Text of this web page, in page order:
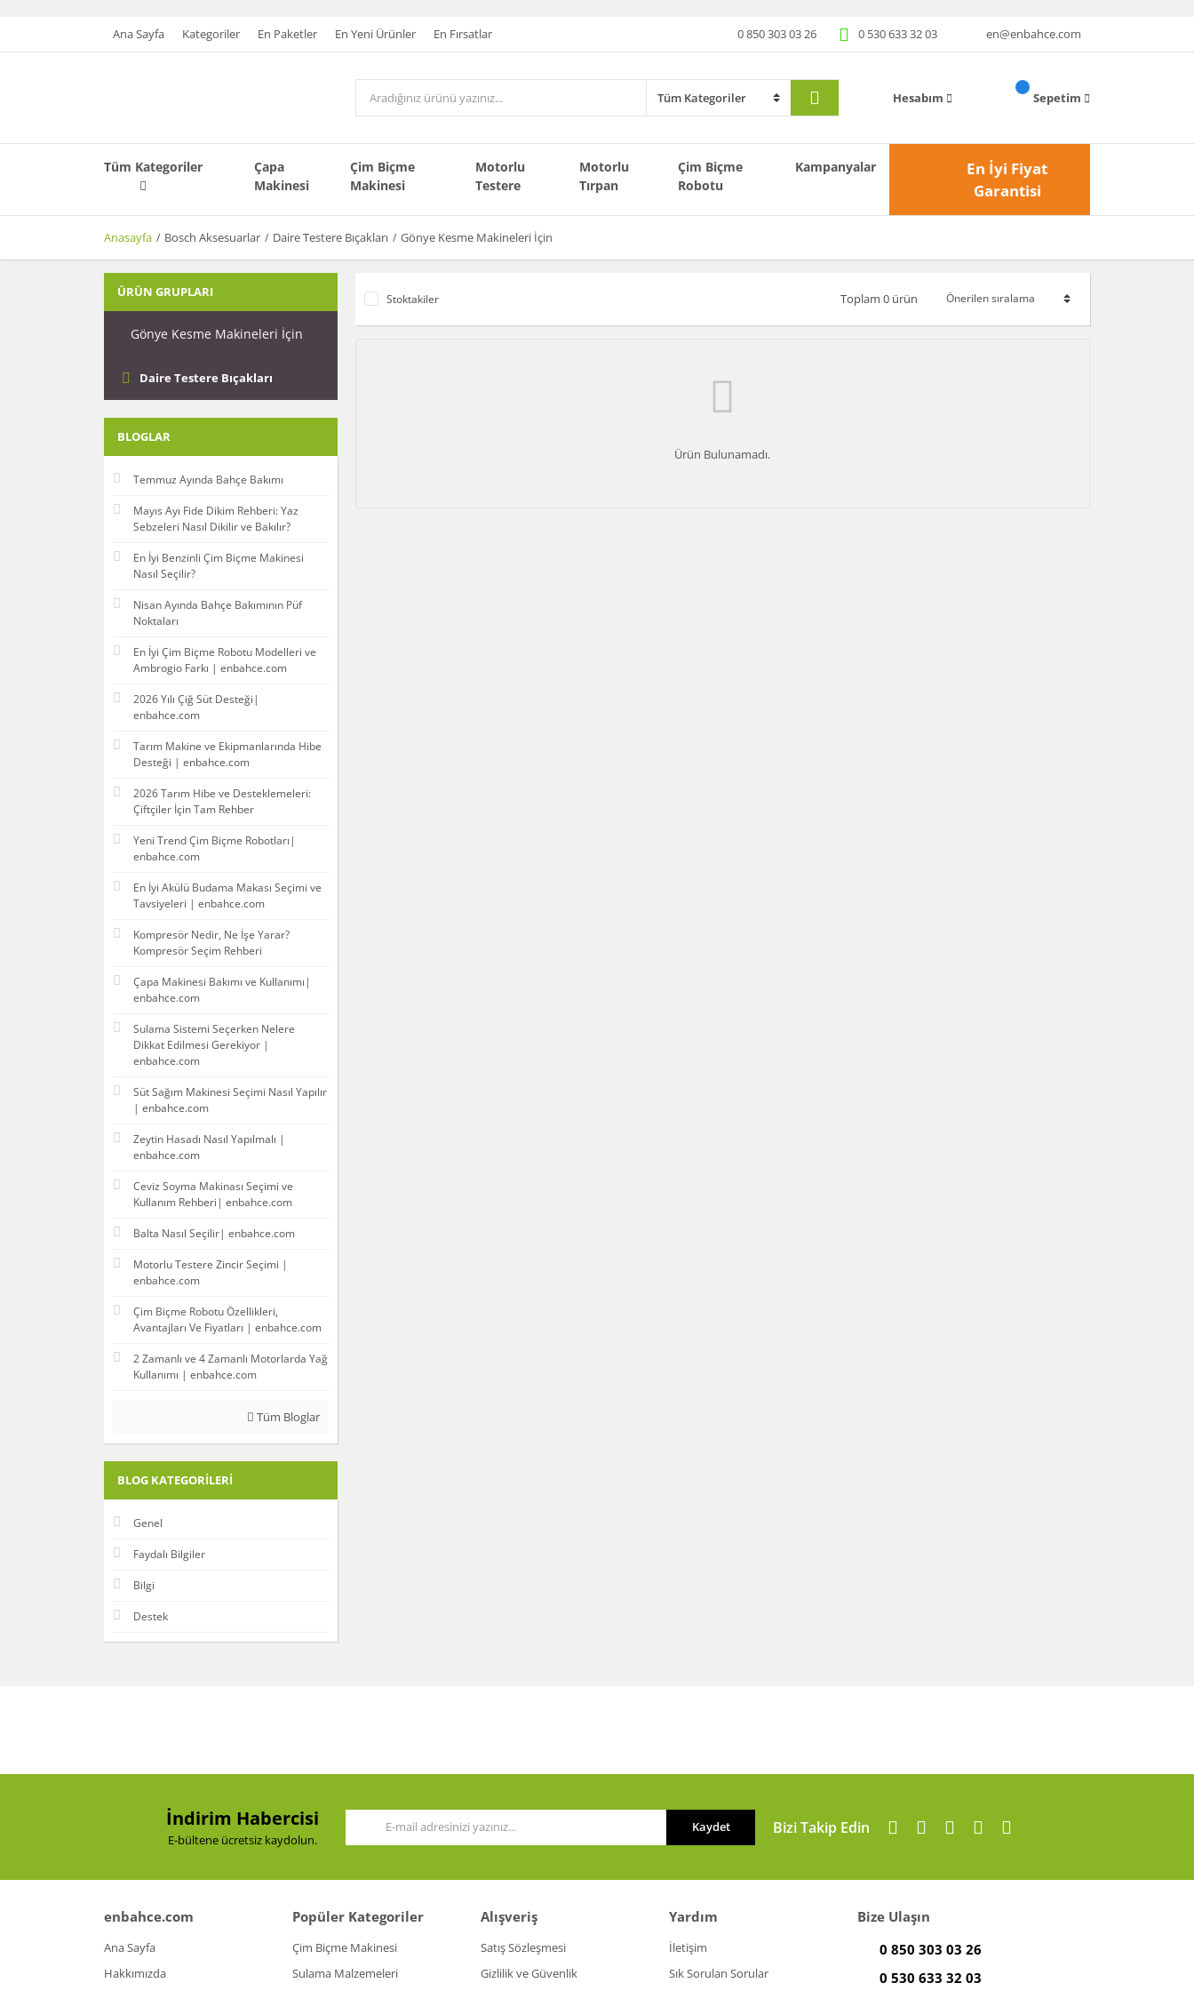
Ana Sayfa Kategoriler En Paketler En Yeni Ürünler En Fırsatlar 0 850 303 03 26 0 530 633 32 03 en@enbahce.com
Hesabım Sepetim
Tüm Kategoriler
Çapa
Makinesi
Çim Biçme
Makinesi
Motorlu
Testere
Motorlu
Tırpan
Çim Biçme
Robotu
Kampanyalar
En İyi Fiyat
Garantisi
Anasayfa Bosch Aksesuarlar Daire Testere Bıçakları Gönye Kesme Makineleri İçin
ÜRÜN GRUPLARI
Gönye Kesme Makineleri İçin
Daire Testere Bıçakları
BLOGLAR
Temmuz Ayında Bahçe Bakımı
Mayıs Ayı Fide Dikim Rehberi: Yaz
Sebzeleri Nasıl Dikilir ve Bakılır?
En İyi Benzinli Çim Biçme Makinesi
Nasıl Seçilir?
Nisan Ayında Bahçe Bakımının Püf
Noktaları
En İyi Çim Biçme Robotu Modelleri ve
Ambrogio Farkı | enbahce.com
2026 Yılı Çiğ Süt Desteği|
enbahce.com
Tarım Makine ve Ekipmanlarında Hibe
Desteği | enbahce.com
2026 Tarım Hibe ve Desteklemeleri:
Çiftçiler İçin Tam Rehber
Yeni Trend Çim Biçme Robotları|
enbahce.com
En İyi Akülü Budama Makası Seçimi ve
Tavsiyeleri | enbahce.com
Kompresör Nedir, Ne İşe Yarar?
Kompresör Seçim Rehberi
Çapa Makinesi Bakımı ve Kullanımı|
enbahce.com
Sulama Sistemi Seçerken Nelere
Dikkat Edilmesi Gerekiyor |
enbahce.com
Süt Sağım Makinesi Seçimi Nasıl Yapılır
| enbahce.com
Zeytin Hasadı Nasıl Yapılmalı |
enbahce.com
Ceviz Soyma Makinası Seçimi ve
Kullanım Rehberi| enbahce.com
Balta Nasıl Seçilir| enbahce.com
Motorlu Testere Zincir Seçimi |
enbahce.com
Çim Biçme Robotu Özellikleri,
Avantajları Ve Fiyatları | enbahce.com
2 Zamanlı ve 4 Zamanlı Motorlarda Yağ
Kullanımı | enbahce.com
Tüm Bloglar
BLOG KATEGORILERI
Genel
Faydalı Bilgiler
Bilgi
Destek
Stoktakiler Toplam 0 ürün
Ürün Bulunamadı.
İndirim Habercisi
E-bültene ücretsiz kaydolun.
Kaydet Bizi Takip Edin
enbahce.com
Ana Sayfa
Hakkımızda
Popüler Kategoriler
Çim Biçme Makinesi
Sulama Malzemeleri
Alışveriş
Satış Sözleşmesi
Gizlilik ve Güvenlik
Yardım
İletişim
Sık Sorulan Sorular
Bize Ulaşın
0 850 303 03 26
0 530 633 32 03